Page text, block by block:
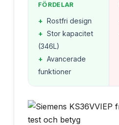
FÖRDELAR
+ Rostfri design
+ Stor kapacitet
(346L)
+ Avancerade
funktioner